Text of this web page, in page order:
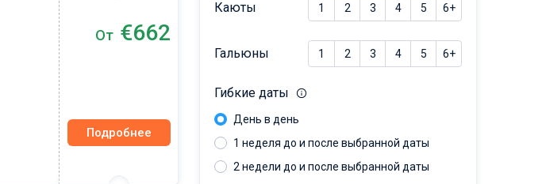
От €662
Подробнее
Каюты 1 2 3 4 5 6+
Гальюны 1 2 3 4 5 6+
Гибкие даты
День в день
1 неделя до и после выбранной даты
2 недели до и после выбранной даты